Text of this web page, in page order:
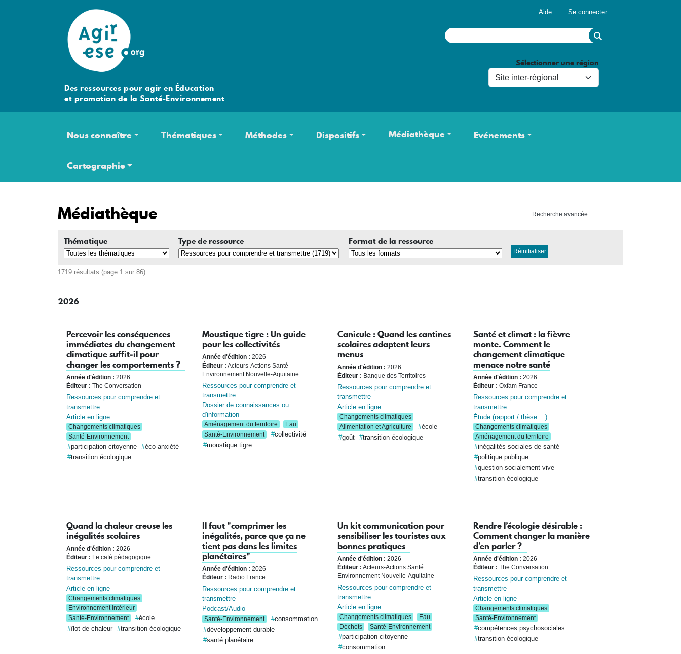
Des ressources pour agir en Éducation
et promotion de la Santé-Environnement
Aide Se connecter
Sélectionner une région
Nous connaître Thématiques Méthodes Dispositifs Médiathèque Evénements
Cartographie
Recherche avancée
Médiathèque
Thématique Type de ressource Format de la ressource
Réinitialiser
1719 résultats (page 1 sur 86)
2026
Percevoir les conséquences
immédiates du changement
climatique suffit‑il pour
changer les comportements ?
Année d'édition : 2026
Éditeur :
The Conversation
Ressources pour comprendre et
transmettre
Article en ligne
Changements climatiques
Santé-Environnement
participation citoyenne
éco-anxiété
transition écologique
Moustique tigre : Un guide
pour les collectivités
Année d'édition : 2026
Éditeur : Acteurs-Actions Santé
Environnement Nouvelle-Aquitaine
Ressources pour comprendre et
transmettre
Dossier de connaissances ou
d'information
Aménagement du territoire
Eau
Santé-Environnement
collectivité
moustique tigre
Canicule : Quand les cantines
scolaires adaptent leurs
menus
Année d'édition : 2026
Éditeur : Banque des Territoires
Ressources pour comprendre et
transmettre
Article en ligne
Changements climatiques
Alimentation et Agriculture
école
goût
transition écologique
Santé et climat : la fièvre
monte. Comment le
changement climatique
menace notre santé
Année d'édition : 2026
Éditeur : Oxfam France
Ressources pour comprendre et
transmettre
Étude (rapport / thèse ...)
Changements climatiques
Aménagement du territoire
inégalités sociales de santé
politique publique
question socialement vive
transition écologique
Quand la chaleur creuse les
inégalités scolaires
Année d'édition : 2026
Éditeur : Le café pédagogique
Ressources pour comprendre et
transmettre
Article en ligne
Changements climatiques
Environnement intérieur
Santé-Environnement
école
îlot de chaleur
transition écologique
Il faut "comprimer les
inégalités, parce que ça ne
tient pas dans les limites
planétaires"
Année d'édition : 2026
Éditeur : Radio France
Ressources pour comprendre et
transmettre
Podcast/Audio
Santé-Environnement
consommation
développement durable
santé planétaire
Un kit communication pour
sensibiliser les touristes aux
bonnes pratiques
Année d'édition : 2026
Éditeur : Acteurs-Actions Santé
Environnement Nouvelle-Aquitaine
Ressources pour comprendre et
transmettre
Article en ligne
Changements climatiques
Eau
Déchets
Santé-Environnement
participation citoyenne
consommation
Rendre l’écologie désirable :
Comment changer la manière
d’en parler ?
Année d'édition : 2026
Éditeur :
The Conversation
Ressources pour comprendre et
transmettre
Article en ligne
Changements climatiques
Santé-Environnement
compétences psychosociales
transition écologique